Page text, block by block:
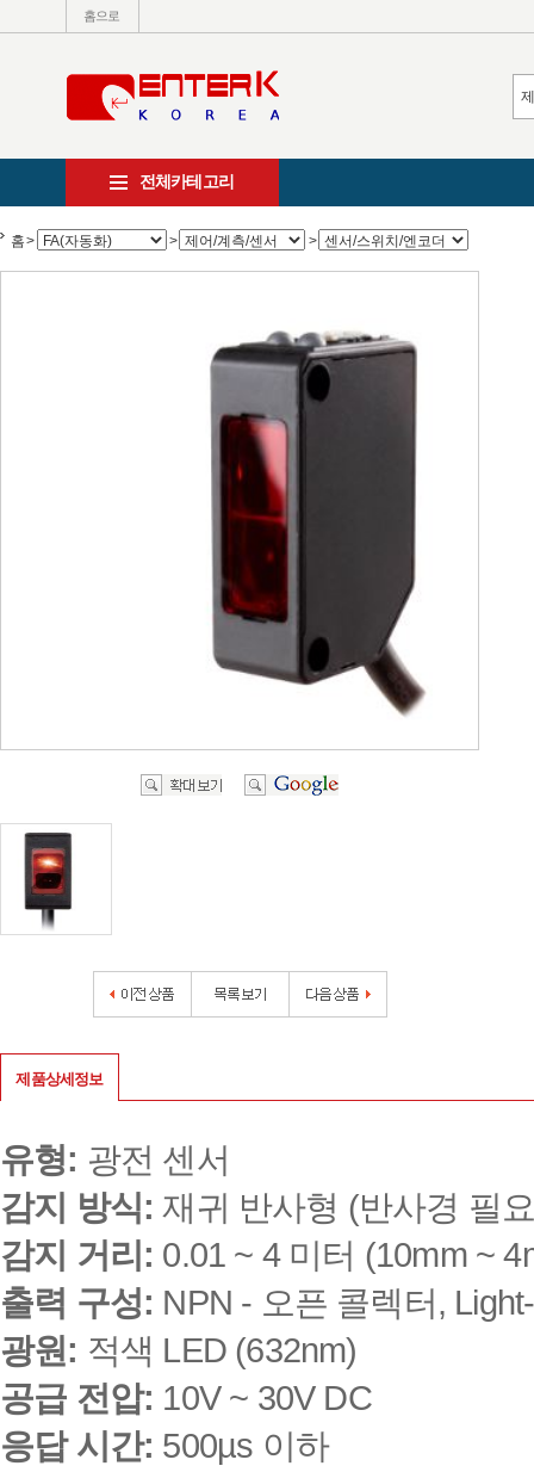
홈으로
전체카테고리
홈> > >
제품상세정보
유형: 광전 센서
감지 방식: 재귀 반사형 (반사경 필
감지 거리: 0.01 ~ 4 미터 (10mm ~
출력 구성: NPN - 오픈 콜렉터,
광원: 적색 LED (632nm)
공급 전압: 10V ~ 30V DC
응답 시간: 500µs 이하